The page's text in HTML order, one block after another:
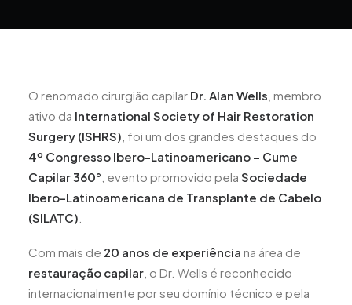
O renomado cirurgião capilar Dr. Alan Wells , membro
ativo da International Society of Hair Restoration
Surgery (ISHRS) , foi um dos grandes destaques do
4º Congresso Ibero-Latinoamericano – Cume
Capilar 360° , evento promovido pela Sociedade
Ibero-Latinoamericana de Transplante de Cabelo
(SILATC)
Com mais de 20 anos de experiência na área de
restauração capilar , o Dr. Wells é reconhecido
internacionalmente por seu domínio técnico e pela